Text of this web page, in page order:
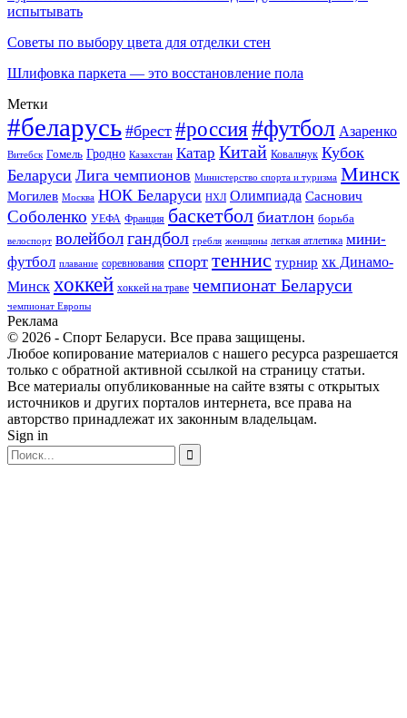
испытывать
Советы по выбору цвета для отделки стен
Шлифовка паркета — это восстановление пола
Метки
#беларусь #брест #россия#футбол Азаренко
Витебск Гомель Гродно Казахстан Катар Китай Ковальчук Кубок
Беларуси Лига чемпионов Министерство спорта и туризма Минск
Могилев Москва НОК Беларуси НХЛ Олимпиада Саснович
Соболенко УЕФА Франция баскетбол биатлон борьба
велоспорт волейболгандбол гребля женщины легкая атлетика мини-
футбол плавание соревнования спорт теннис турнир хк Динамо-
Минск хоккей хоккей на траве чемпионат Беларуси
чемпионат Европы
Реклама
© 2026 - Спорт Беларуси. Все права защищены.
Любое копирование материалов с нашего ресурса разрешается
только с обратной активной ссылкой на страницу статьи.
Все материалы опубликованные на сайте взяты с открытых
источников и других порталов интернета, все права на
авторство принадлежат их законным владельцам.
Sign in